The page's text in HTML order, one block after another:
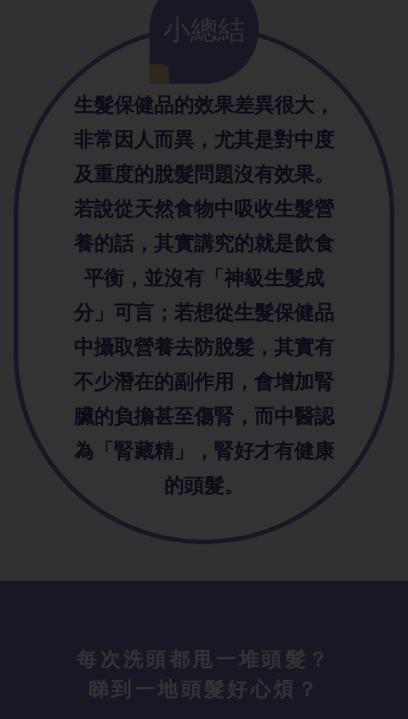
小總結
生髮保健品的效果差異很大，
非常因人而異，尤其是對中度
及重度的脫髮問題沒有效果。
若說從天然食物中吸收生髮營
養的話，其實講究的就是飲食
平衡，並沒有「神級生髮成
分」可言；若想從生髮保健品
中攝取營養去防脫髮，其實有
不少潛在的副作用，會增加腎
臟的負擔甚至傷腎，而中醫認
為「腎藏精」，腎好才有健康
的頭髮。
每次洗頭都甩一堆頭髮？
睇到一地頭髮好心煩？